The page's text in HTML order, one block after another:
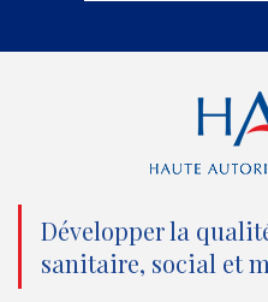
t
e
n
o
u
b
o
o
k
(
n
o
Développer la
sanitaire, social et